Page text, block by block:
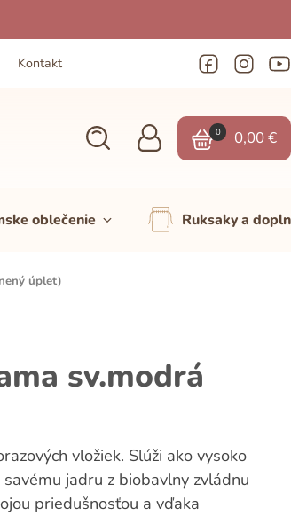
Kontakt
0 0,00€
oblečenie Ruksaky a
úplet)
sv.modrá
vložiek. Slúži ako vysoko
jadru z biobavlny zvládnu
priedušnosťou a vďaka